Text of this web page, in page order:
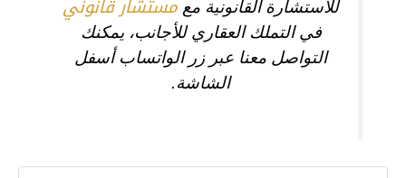
للاستشارة القانونية مع مستشار قانوني
في التملك العقاري للأجانب، يمكنك
التواصل معنا عبر زر الواتساب أسفل
الشاشة.